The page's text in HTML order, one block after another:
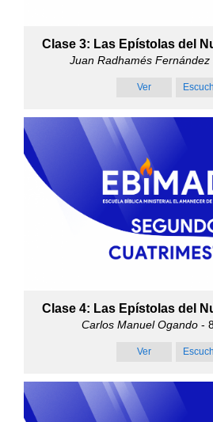
Clase 3: Las Epístolas del
Juan Radhamés Fernández
Ver
Clase 4: Las Epístolas del
Carlos Manuel Ogando-
Ver